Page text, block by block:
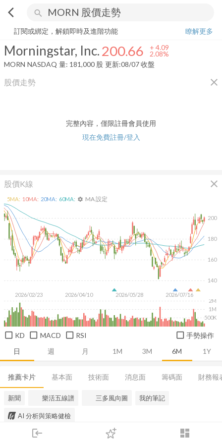
arrow_back_ios search
login dashboard
下單
Morningstar, Inc. 200.66 +2.08%
訂閱或綁定，解鎖即時及進階功能
瞭解更多
Morningstar, Inc.200.66 + 4.09
2.08%
MORN NASDAQ 量: 181,000 股 更新:08/07 收盤
股價走勢 close
完整內容，僅限註冊會員使用
現在免費註冊/登入
股價K線 close
日 週 月 1M 3M 6M 1Y
2026/02/23 2026/04/10 2026/05/28 2026/07/16
140
160
180
200
500K
1M
2M
5MA: 10MA: 20MA: 60MA: settings MA 設定
KD MACD RSI 手勢操作
推薦卡片 基本面 技術面 消息面 籌碼面 財務報
新聞 樂活五線譜 三多風向圖 我的筆記
AI 分析與策略健檢